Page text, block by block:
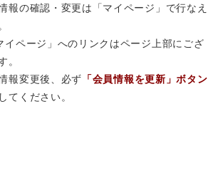
報の確認・変更は「マイページ」で行なえ
イページ」へのリンクはページ上部にござ
。
報変更後、必ず 「会員情報を更新」ボタン
てください。